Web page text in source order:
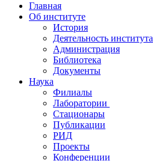
Главная
Об институте
История
Деятельность института
Администрация
Библиотека
Документы
Наука
Филиалы
Лаборатории
Стационары
Публикации
РИД
Проекты
Конференции